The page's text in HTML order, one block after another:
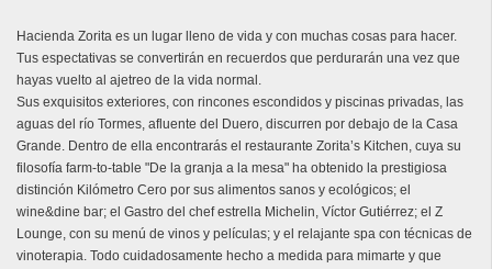
Hacienda Zorita es un lugar lleno de vida y con muchas cosas para hacer.
Tus espectativas se convertirán en recuerdos que perdurarán una vez que
hayas vuelto al ajetreo de la vida normal.
Sus exquisitos exteriores, con rincones escondidos y piscinas privadas, las
aguas del río Tormes, afluente del Duero, discurren por debajo de la Casa
Grande. Dentro de ella encontrarás el restaurante Zorita’s Kitchen, cuya su
filosofía farm-to-table "De la granja a la mesa" ha obtenido la prestigiosa
distinción Kilómetro Cero por sus alimentos sanos y ecológicos; el
wine&dine bar; el Gastro del chef estrella Michelin, Víctor Gutiérrez; el Z
Lounge, con su menú de vinos y películas; y el relajante spa con técnicas de
vinoterapia. Todo cuidadosamente hecho a medida para mimarte y que